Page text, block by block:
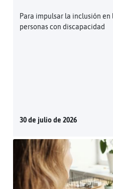
Para impulsar la inclusión
personas con discapacidad
30 de julio de 2026